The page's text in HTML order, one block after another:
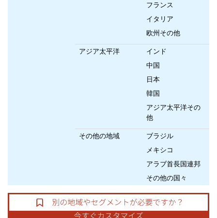
フランス
イタリア
欧州その他
アジア太平洋
インド
中国
日本
韓国
アジア太平洋その
他
その他の地域
ブラジル
メキシコ
アラブ首長国連邦
その他の国々